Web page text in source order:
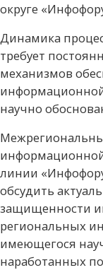
округе
Динамика
требует
механизмов
научно
линии
обсудить
защищенности
региональных
имеющегося
наработанных